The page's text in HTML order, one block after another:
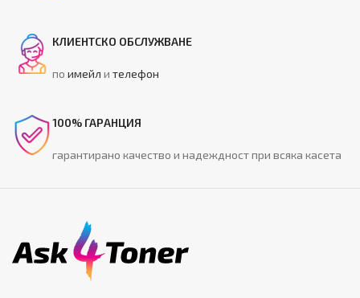
КЛИЕНТСКО ОБСЛУЖВАНЕ
поимейл ителефон
100% ГАРАНЦИЯ
гарантирано качество и надеждност при всяка касета